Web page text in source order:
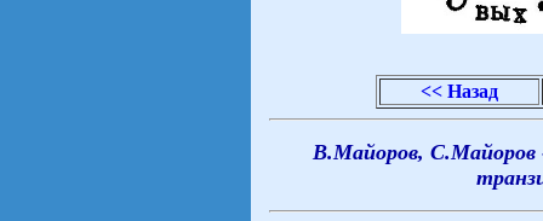
<< Назад
В.Майоров, С.Майоров